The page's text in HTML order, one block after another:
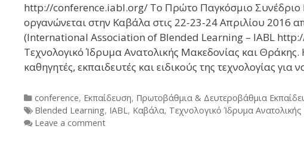
http://conference.iabl.org/ Το Πρώτο Παγκόσμιο
οργανώνεται στην Καβάλα στις 22-23-24 Απριλίου 2016
(International Association of Blended Learning – IABL
Τεχνολογικό Ίδρυμα Ανατολικής Μακεδονίας και
καθηγητές, εκπαιδευτές και ειδικούς της τεχνολογίας για
Categories
conference, Εκπαίδευση, Πρωτοβάθμια & Δευτεροβάθμια
Tags
Blended Learning, IABL, Καβάλα, Τεχνολογικό Ίδρυμα
Leave a comment